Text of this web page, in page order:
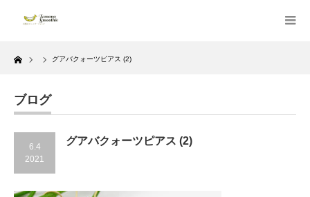
Home グアバクォーツピアス (2)
ブログ
6.4
2021
グアバクォーツピアス (2)